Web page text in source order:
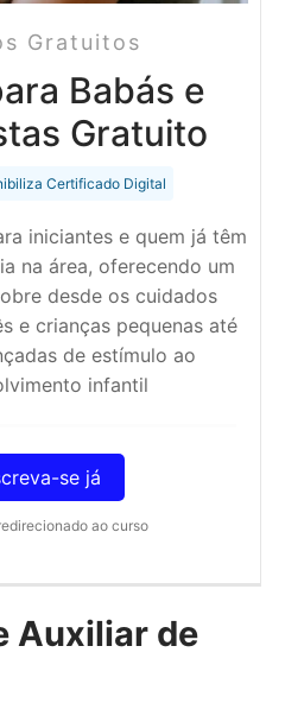
Gratuitos
Babás e
Gratuito
Certificado Digital
iniciantes e quem já têm
na área, oferecendo um
desde os cuidados
e crianças pequenas até
de estímulo ao
infantil
se já
ao curso
Auxiliar de